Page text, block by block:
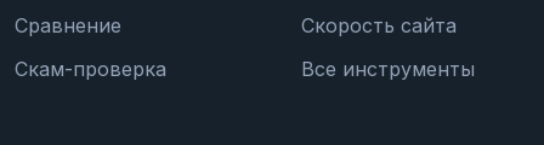
Сравнение
Скам-проверка
Скорость сайта
Все инструменты